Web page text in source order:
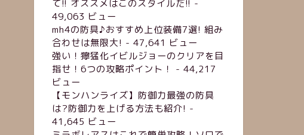
て!! オススメはこのスタイルだ!! -
49,063 ビュー
mh4の防具♪おすすめ上位装備7選! 組み
合わせは無限大! - 47,641 ビュー
強い！獰猛化イビルジョーのクリアを目
指せ！6つの攻略ポイント！
- 44,217
ビュー
【モンハンライズ】防御力最強の防具
は?防御力を上げる方法も紹介! -
41,645 ビュー